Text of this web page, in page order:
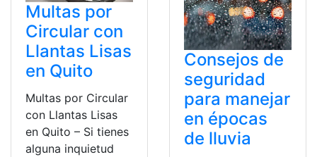
Multas por
Circular con
Llantas Lisas
en Quito
Multas por Circular
con Llantas Lisas
en Quito – Si tienes
alguna inquietud
Consejos de
seguridad
para manejar
en épocas
de lluvia